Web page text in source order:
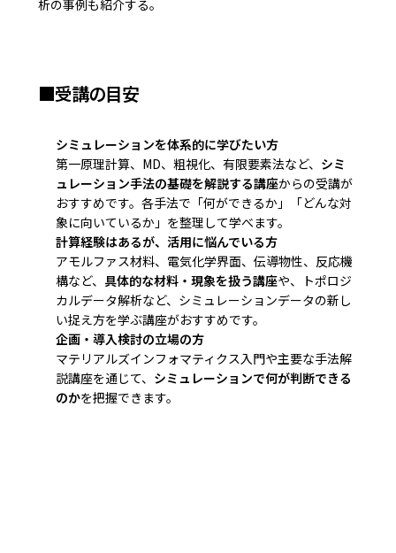
析の事例も紹介する。
■受講の目安
シミュレーションを体系的に学びたい方
第一原理計算、MD、粗視化、有限要素法など、 シミ
ュレーション手法の基礎を解説する講座からの受講が
おすすめです。各手法で「何ができるか」「どんな対
象に向いているか」を整理して学べます。
計算経験はあるが、活用に悩んでいる方
アモルファス材料、電気化学界面、伝導物性、反応機
構など、 具体的な材料・現象を扱う講座や、トポロジ
カルデータ解析など、シミュレーションデータの新し
い捉え方を学ぶ講座がおすすめです。
企画・導入検討の立場の方
マテリアルズインフォマティクス入門や主要な手法解
説講座を通じて、 シミュレーションで何が判断できる
のかを把握できます。